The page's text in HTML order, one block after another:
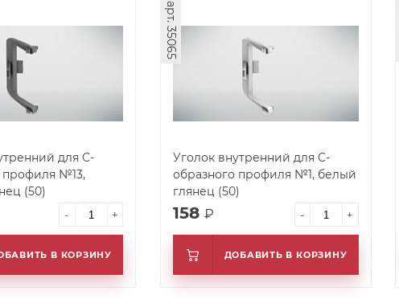
для C-
№13,
(50)
- +
В КОРЗИНУ
Уголок внутренний для C-
образного профиля №1, белый
глянец (50)
арт. 35065
158 ₽ - +
ДОБАВИТЬ В КОРЗИНУ